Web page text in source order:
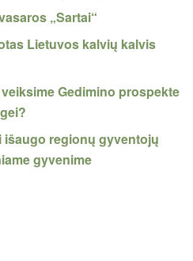
„Sartai“
Lietuvos kalvių kalvis
Gedimino prospekte
išaugo regionų gyventojų
gyvenime